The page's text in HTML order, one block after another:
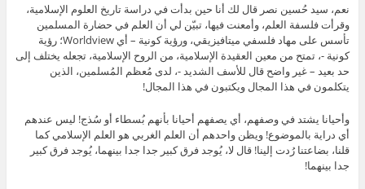
نعم، سيد حُسين نصر قال لك أنا حين بدأت في دراسة تاريخ العلوم الإسلامية،
وقرأت فلسفة العلم، وأمعنت فيها، تبيّن لي أن العلم في حضارة المسلمين
تأسس على مهاد فلسفي ميتافيزيقي، ورؤية كونية – أي Worldview؛ رؤية
كونية -، تمتح من معين العقيدة الإسلامية، من الروح الإسلامية، تجعله يختلف إلى
حد بعيد – غير واضح قال للأسف الشديد -، لدى مُعظم المُسلمين، الذين
يتكلمون في هذا المجال ويكتبون في هذا المجال!
وأحيانا يشتد في وصفهم، أي يصفهم أحيانا بأنهم بُسطاء أو سُذج! ليس عندهم
أي دراية بالموضوع! ويظن واحدهم أن العلم الغربي هو العلم الإسلامي كما
قلنا، بضاعتنا رُدت إلينا! قال لا، يُوجد فرق كبير جدا جدا بينهما، يُوجد فرق كبير
جدا بينهما!